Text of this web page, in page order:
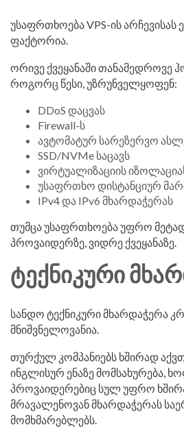
უსაფრთხოება VPS-ის
ფაქტორია.
ორივე ქვეყანაში თანამედროვე
როგორც წესი, უზრუნველყოფენ:
DDoS დაცვას
Firewall-ს
ავტომატურ სარეზერვო
SSD/NVMe საცავს
ვირტუალიზაციის
უსაფრთხო დისტანციურ
IPv4 და IPv6 მხარდაჭერას
თუმცა უსაფრთხოება უფრო
პროვაიდერზე, ვიდრე ქვეყანაზე.
ᲢᲔᲥᲜᲘᲙᲣᲠᲘ
სანდო ტექნიკური მხარდაჭერა
მნიშვნელოვანია.
თურქულ კომპანიებს ხშირად
ინგლისურ ენაზე მომსახურება,
პროვაიდერებიც სულ უფრო
მრავალენოვან მხარდაჭერას
მომხმარებლებს.